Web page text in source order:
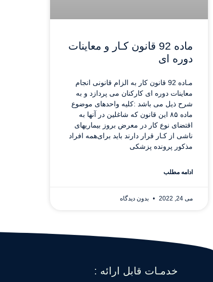
ماده 92 قانون کـار و معاینات
دوره ای
مـاده 92 قانون کار به الزام قانونی انجام
معاینات دوره ای کارکنان می پردازد و به
شرح ذیل می باشد :کلیه واحدهای موضوع
ماده ۸۵ این قانون که شاغلین در آنها به
اقتضای نوع کار در معرض بروز بیماریهای
ناشی از کـار قرار دارند باید برای‌همه افراد
مذکور پرونده پزشکی
ادامه مطلب
می 24, 2022 بدون دیدگاه
خدمـات قابل ارائه :